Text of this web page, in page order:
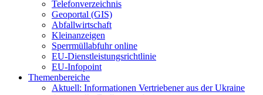
Telefonverzeichnis
Geoportal (GIS)
Abfallwirtschaft
Kleinanzeigen
Sperrmüllabfuhr online
EU-Dienstleistungsrichtlinie
EU-Infopoint
Themenbereiche
Aktuell: Informationen Vertriebener aus der Ukraine